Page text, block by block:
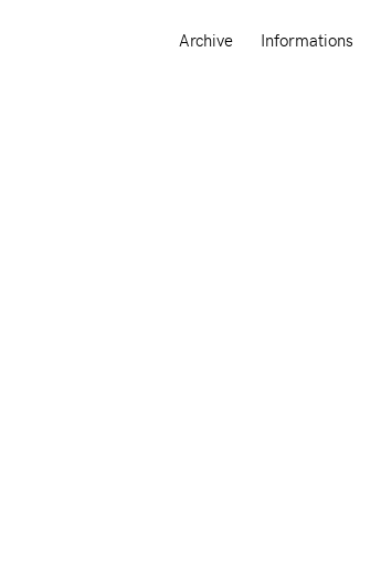
Archive Informations